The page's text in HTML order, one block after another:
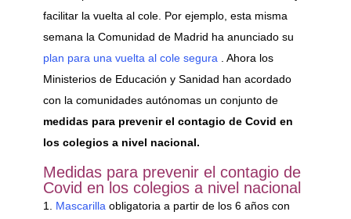
facilitar la vuelta al cole. Por ejemplo, esta misma
semana la Comunidad de Madrid ha anunciado su
plan para una vuelta al cole segura. Ahora los
Ministerios de Educación y Sanidad han acordado
con la comunidades autónomas un conjunto de
medidas para prevenir el contagio de Covid en
los colegios a nivel nacional.
Medidas para prevenir el contagio de
Covid en los colegios a nivel nacional
Mascarillaobligatoria a partir de los 6 años con